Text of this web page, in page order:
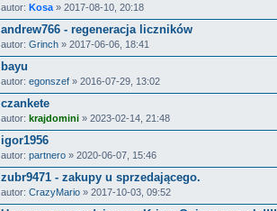
autor: Kosa » 2017-08-10, 20:18
andrew766 - regeneracja liczników
autor: Grinch » 2017-06-06, 18:41
bayu
autor: egonszef » 2016-07-29, 13:02
czankete
autor: krajdomini » 2023-02-14, 21:48
igor1956
autor: partnero » 2020-06-07, 15:46
zubr9471 - zakupy u sprzedającego.
autor: CrazyMario » 2017-10-03, 09:52